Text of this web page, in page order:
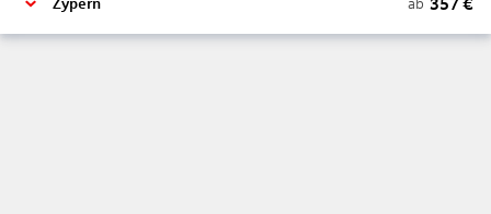
Zypern ab